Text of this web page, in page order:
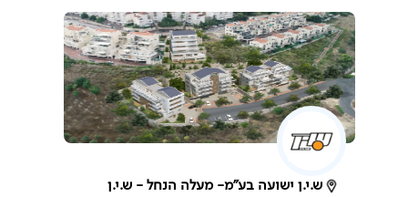
ש.י.ן ישועה בע"מ- מעלה הנחל - ש.י.ן